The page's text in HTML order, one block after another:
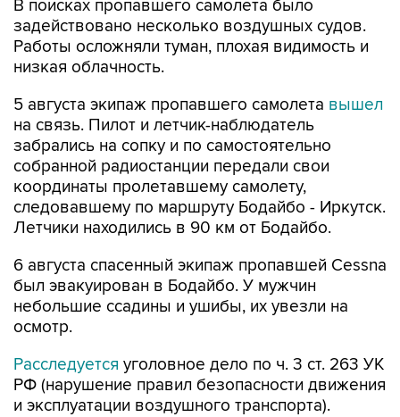
В поисках пропавшего самолета было
задействовано несколько воздушных судов.
Работы осложняли туман, плохая видимость и
низкая облачность.
5 августа экипаж пропавшего самолета вышел
на связь. Пилот и летчик-наблюдатель
забрались на сопку и по самостоятельно
собранной радиостанции передали свои
координаты пролетавшему самолету,
следовавшему по маршруту Бодайбо - Иркутск.
Летчики находились в 90 км от Бодайбо.
6 августа спасенный экипаж пропавшей Cessna
был эвакуирован в Бодайбо. У мужчин
небольшие ссадины и ушибы, их увезли на
осмотр.
Расследуется уголовное дело по ч. 3 ст. 263 УК
РФ (нарушение правил безопасности движения
и эксплуатации воздушного транспорта).